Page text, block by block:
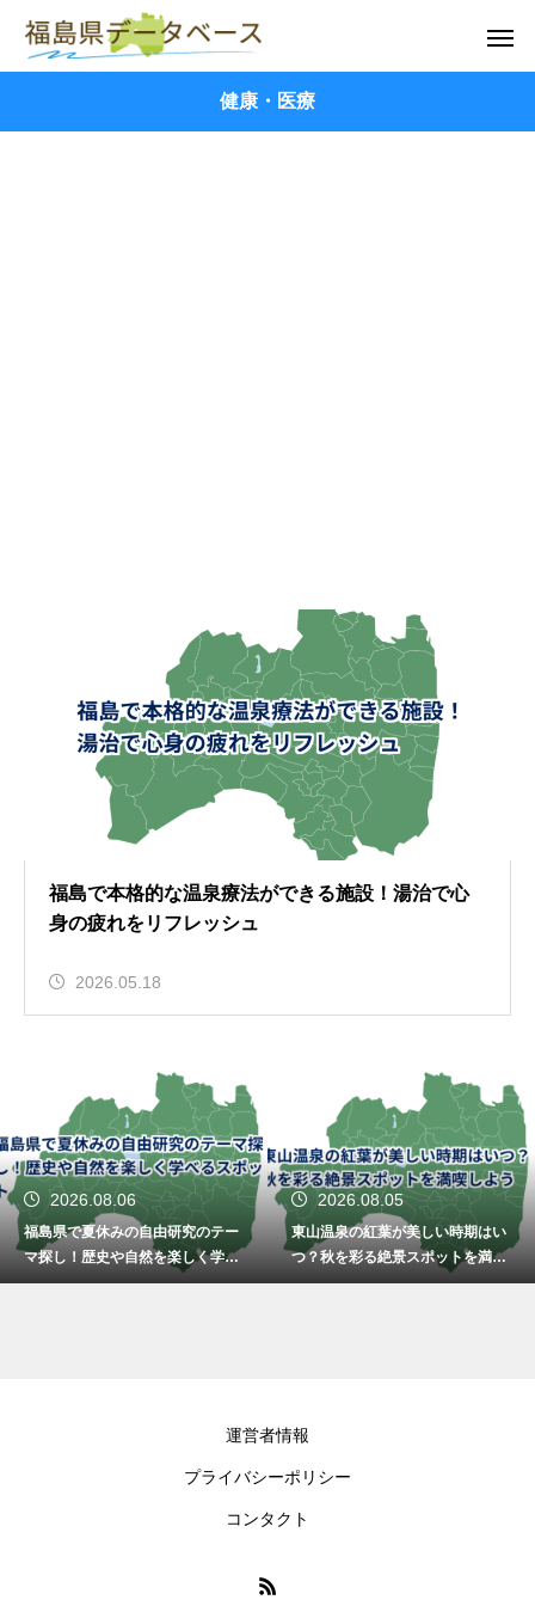
健康・医療
福島で本格的な温泉療法ができる施設！湯治で心
身の疲れをリフレッシュ
2026.05.18
2026.08.06
福島県で夏休みの自由研究のテー
マ探し！歴史や自然を楽しく学べ
るスポット
2026.08.05
東山温泉の紅葉が美しい時期はい
つ？秋を彩る絶景スポットを満喫
しよう
運営者情報
プライバシーポリシー
コンタクト